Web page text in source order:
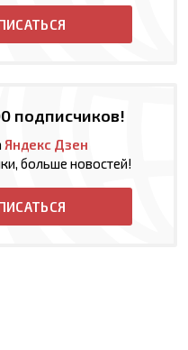
подписчиков!
Яндекс Дзен
больше новостей!